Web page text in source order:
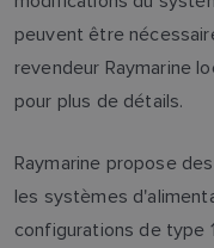
peuvent être
revendeur Raymarine
pour plus de détails.
Raymarine propose
les systèmes
configurations de type